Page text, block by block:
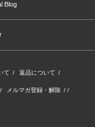
Blog
て / 返品について /
/ メルマガ登録・解除 / /